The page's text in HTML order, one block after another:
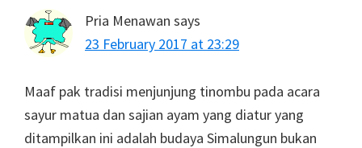
Pria Menawan says
23 February 2017 at 23:29
Maaf pak tradisi menjunjung tinombu pada acara
sayur matua dan sajian ayam yang diatur yang
ditampilkan ini adalah budaya Simalungun bukan